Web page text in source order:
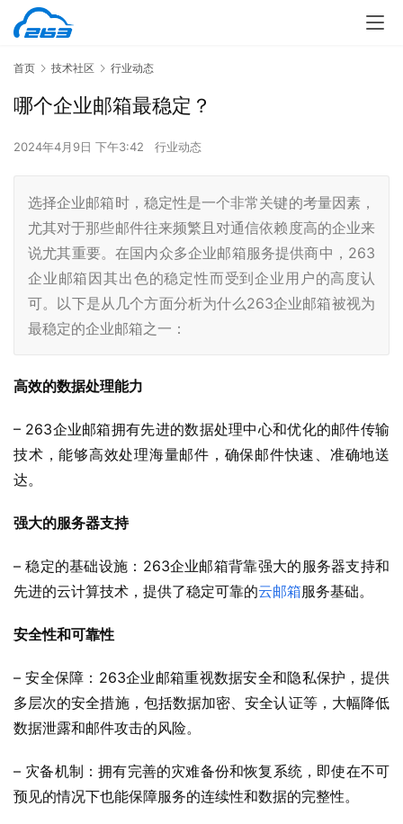
首页 技术社区 行业动态
哪个企业邮箱最稳定？
2024年4月9日 下午3:42 行业动态
选择企业邮箱时，稳定性是一个非常关键的考量因素，
尤其对于那些邮件往来频繁且对通信依赖度高的企业来
说尤其重要。在国内众多企业邮箱服务提供商中，263
企业邮箱因其出色的稳定性而受到企业用户的高度认
可。以下是从几个方面分析为什么263企业邮箱被视为
最稳定的企业邮箱之一：
高效的数据处理能力
– 263企业邮箱拥有先进的数据处理中心和优化的邮件传输
技术，能够高效处理海量邮件，确保邮件快速、准确地送
达。
强大的服务器支持
– 稳定的基础设施：263企业邮箱背靠强大的服务器支持和
先进的云计算技术，提供了稳定可靠的云邮箱服务基础。
安全性和可靠性
– 安全保障：263企业邮箱重视数据安全和隐私保护，提供
多层次的安全措施，包括数据加密、安全认证等，大幅降低
数据泄露和邮件攻击的风险。
– 灾备机制：拥有完善的灾难备份和恢复系统，即使在不可
预见的情况下也能保障服务的连续性和数据的完整性。